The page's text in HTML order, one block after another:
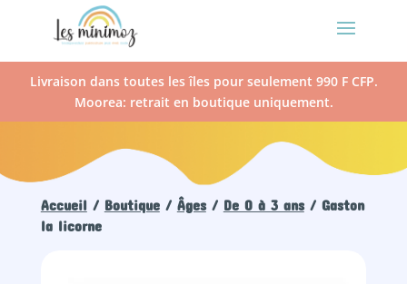
Livraison dans toutes les îles pour seulement 990 F CFP.
Moorea: retrait en boutique uniquement.
Accueil / Boutique/ Âges/ De 0 à 3 ans/ Gaston
la licorne